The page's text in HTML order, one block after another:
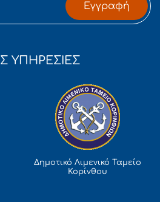
Εγγραφή
ΥΠΗΡΕΣΙΕΣ
Δημοτικό Λιμενικό Ταμείο
Κορίνθου